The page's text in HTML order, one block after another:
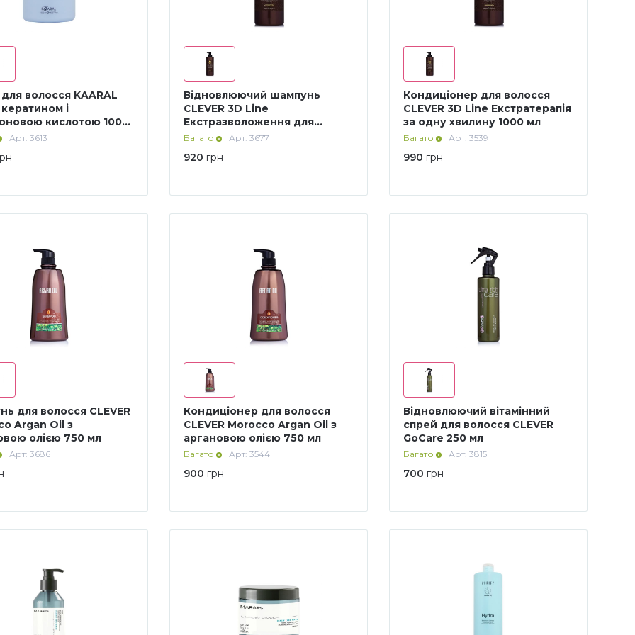
волосся KAARAL
і
кислотою 1000
Арт: 3613
Відновлюючий шампунь
CLEVER 3D Line
Екстразволоження для
сухого пошкодженого
Багато Арт: 3677
920 грн
Кондиціонер для волосся
CLEVER 3D Line Екстратерапія
за одну хвилину 1000 мл
Багато Арт: 3539
990 грн
для волосся CLEVER
Argan Oil з
олією 750 мл
Арт: 3686
Кондиціонер для волосся
CLEVER Morocco Argan Oil з
аргановою олією 750 мл
Багато Арт: 3544
900 грн
Відновлюючий вітамінний
спрей для волосся CLEVER
GoCare 250 мл
Багато Арт: 3815
700 грн